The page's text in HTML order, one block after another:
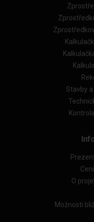
Stavby
O
Možnosti